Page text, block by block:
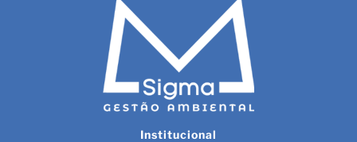
Institucional